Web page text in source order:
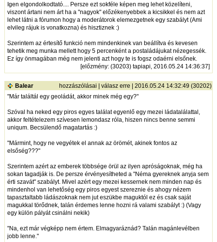
Igen elgondolkodtató.... Persze ezt sokféle képen meg lehet közelíteni,
viszont ártani nem árt ha a "nagyok" előzékenyebbek a kicsikkel és nem azt
lehet látni a fórumon hogy a moderátorok elemezgetnek egy szabályt (Ami
elvileg rájuk is vonatkozna) és hisztiznek :)
Szerintem az értesítő funkció nem mindenkinek van beállítva és kevesen
tehetik meg munka mellett hogy 5 percenként a postaládájukat nézegessék.
Ez így önmagában még nem jelenti azt hogy te is fogsz odaérni elsőnek.
[előzmény: (30203) tapiapi, 2016.05.24 14:36:37]
Balear hozzászólásai |válasz erre | 2016.05.24 14:32:49 (30202)
"Már találtál egy geoládát, akkor minek még egy?"
Szóval ha neked egy piros egyes találat egyenlő egy mezei ládatalálattal,
akkor feltételezem szívesen lemondasz róla, hiszen nincs benne semmi
uniqum. Becsülendő magatartás :)
"Mármint, hogy ne vegyétek el annak az örömét, akinek fontos az
elsőség???"
Szerintem azért az emberek többsége örül az ilyen apróságoknak, még ha
sokan tagadják is. De persze érvényesítheted a "Néma gyereknek anyja sem
érti szavát" szabályt. Mivel azért egy mezei kessernek nem minden nap és
mindenhol van lehetőség egy piros egyest szereznie és ahogy nézem
tapasztaltabb ládászoknak nem jut eszükbe maguktól ez és csak saját
magukkal törődnek, talán érdemes lenne hozni rá valami szabályt :) (Vagy
egy külön pályát csinálni nekik)
"Na, ezt már végképp nem értem. Elmagyaráznád? Talán magánlevélben
jobb lenne."